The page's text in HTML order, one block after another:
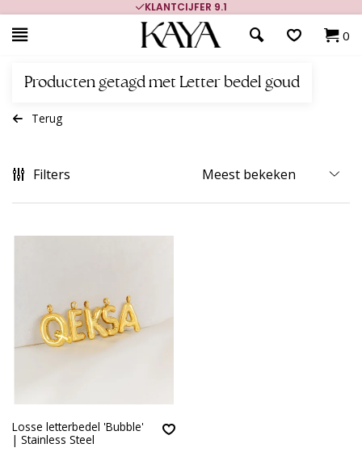
KLANTCIJFER 9.1
0
Producten getagd met Letter bedel goud
Terug
Filters
Losse letterbedel 'Bubble'
| Stainless Steel